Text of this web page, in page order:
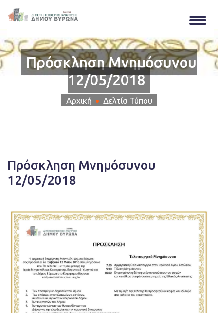
Πρόσκληση Μνημόσυνου
12/05/2018
Αρχική Δελτία Τύπου
Πρόσκληση Μνημόσυνου
12/05/2018